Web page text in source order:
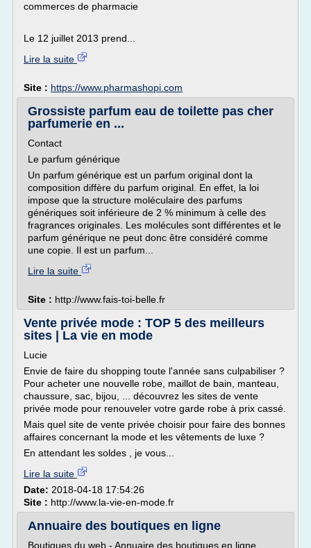
commerces de pharmacie
Le 12 juillet 2013 prend...
Lire la suite
Site : https://www.pharmashopi.com
Grossiste parfum eau de toilette pas cher
parfumerie en ...
Contact
Le parfum générique
Un parfum générique est un parfum original dont la
composition diffère du parfum original. En effet, la loi
impose que la structure moléculaire des parfums
génériques soit inférieure de 2 % minimum à celle des
fragrances originales. Les molécules sont différentes et le
parfum générique ne peut donc être considéré comme
une copie. Il est un parfum...
Lire la suite
Site : http://www.fais-toi-belle.fr
Vente privée mode : TOP 5 des meilleurs
sites | La vie en mode
Lucie
Envie de faire du shopping toute l'année sans culpabiliser ?
Pour acheter une nouvelle robe, maillot de bain, manteau,
chaussure, sac, bijou, ... découvrez les sites de vente
privée mode pour renouveler votre garde robe à prix cassé.
Mais quel site de vente privée choisir pour faire des bonnes
affaires concernant la mode et les vêtements de luxe ?
En attendant les soldes , je vous...
Lire la suite
Date: 2018-04-18 17:54:26
Site : http://www.la-vie-en-mode.fr
Annuaire des boutiques en ligne
Boutiques du web - Annuaire des boutiques en ligne